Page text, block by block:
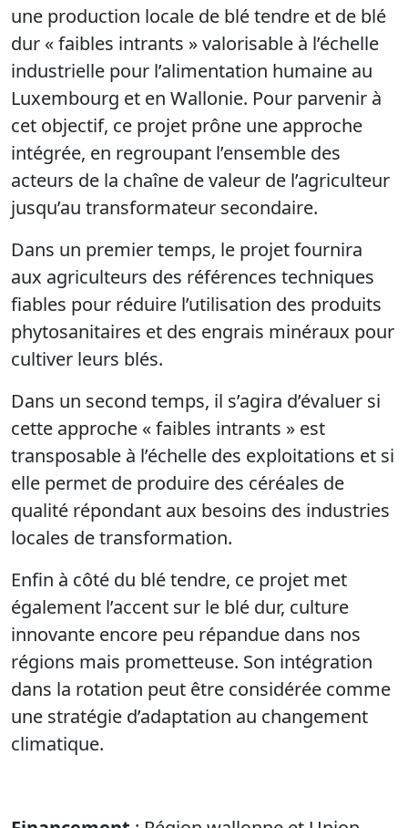
une production locale de blé tendre et de blé
dur « faibles intrants » valorisable à l’échelle
industrielle pour l’alimentation humaine au
Luxembourg et en Wallonie. Pour parvenir à
cet objectif, ce projet prône une approche
intégrée, en regroupant l’ensemble des
acteurs de la chaîne de valeur de l’agriculteur
jusqu’au transformateur secondaire.
Dans un premier temps, le projet fournira
aux agriculteurs des références techniques
fiables pour réduire l’utilisation des produits
phytosanitaires et des engrais minéraux pour
cultiver leurs blés.
Dans un second temps, il s’agira d’évaluer si
cette approche « faibles intrants » est
transposable à l’échelle des exploitations et si
elle permet de produire des céréales de
qualité répondant aux besoins des industries
locales de transformation.
Enfin à côté du blé tendre, ce projet met
également l’accent sur le blé dur, culture
innovante encore peu répandue dans nos
régions mais prometteuse. Son intégration
dans la rotation peut être considérée comme
une stratégie d’adaptation au changement
climatique.